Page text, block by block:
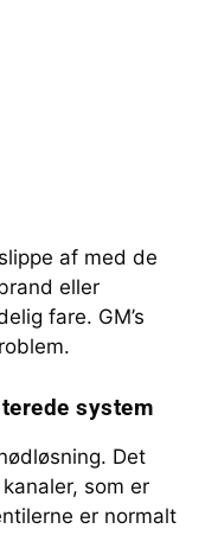
af med de
eller
fare. GM’s
system
Det
som er
er normalt